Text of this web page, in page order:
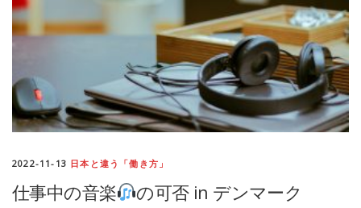
2022-11-13 日本と違う「働き方」
仕事中の音楽 の可否 in デンマーク